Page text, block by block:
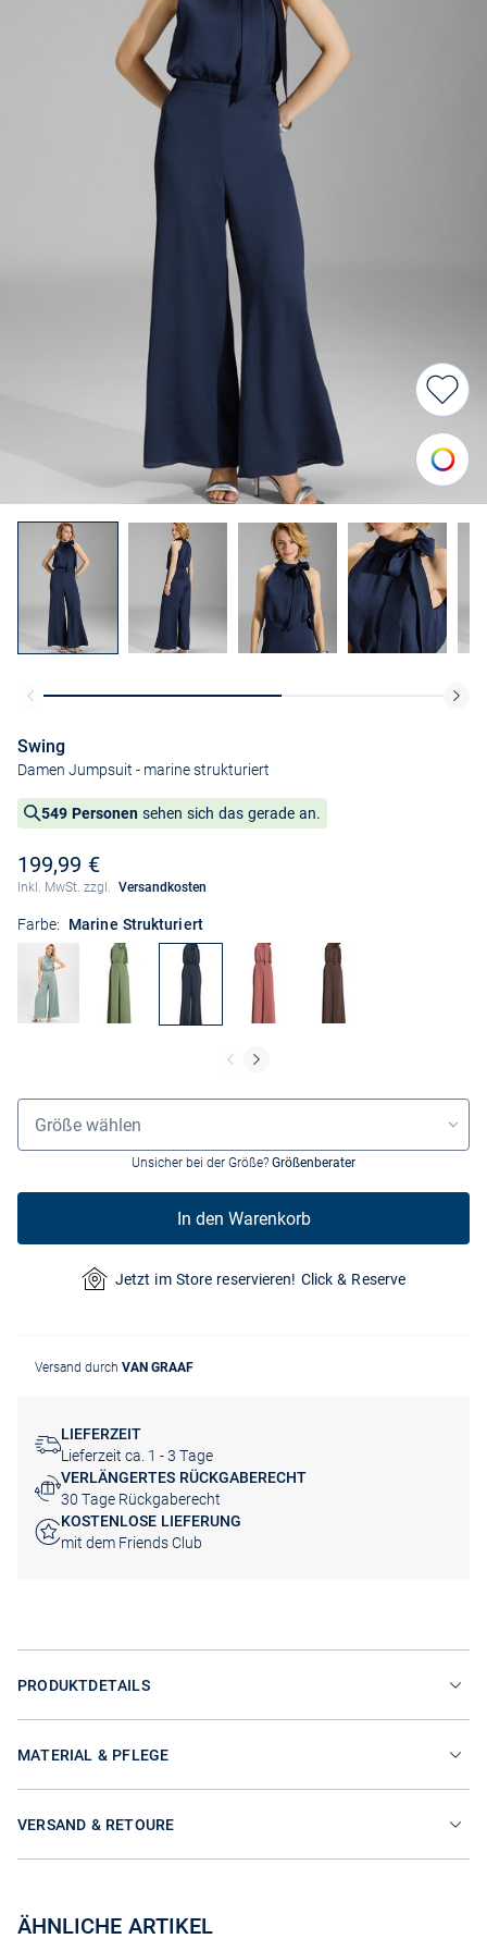
Swing
Damen Jumpsuit - marine strukturiert
549 Personen sehen sich das gerade an.
199,99 €
Inkl. MwSt. zzgl. Versandkosten
Farbe: Marine Strukturiert
Größenauswahl
Größe wählen
Unsicher bei der Größe? Größenberater
In den Warenkorb
Jetzt im Store reservieren! Click & Reserve
Versand durch VAN GRAAF
LIEFERZEIT
Lieferzeit ca. 1 - 3 Tage
VERLÄNGERTES RÜCKGABERECHT
30 Tage Rückgaberecht
KOSTENLOSE LIEFERUNG
mit dem Friends Club
PRODUKTDETAILS
MATERIAL & PFLEGE
VERSAND & RETOURE
ÄHNLICHE ARTIKEL